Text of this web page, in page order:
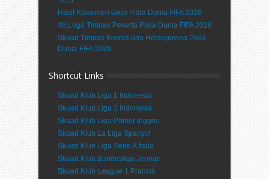
Hasil Klasemen Grup Piala Dunia FIFA 2026
48 Logo Timnas Peserta Piala Dunia FIFA 2026
Skuad Timnas Bosnia dan Herzegovina Piala
Dunia FIFA 2026
Shortcut Links
Skuad Klub Liga 1 Indonesia
Skuad Klub Liga 2 Indonesia
Skuad Klub Liga Primer Inggris
Skuad Klub La Liga Spanyol
Skuad Klub Liga Serie A Italia
Skuad Klub Bundesliga Jerman
Skuad Klub League 1 Prancis